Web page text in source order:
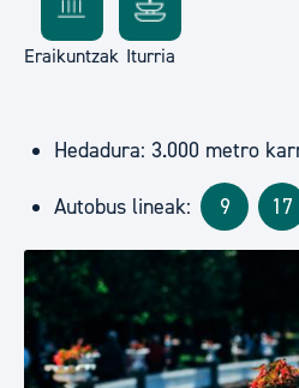
Eraikuntzak Iturria
Hedadura: 3.000 metro
Autobus lineak: 9 17